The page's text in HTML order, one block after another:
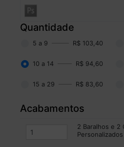
Quantidade
5 a 9 R$ 103,40
10 a 14 R$ 94,60
15 a 29 R$ 83,60
Acabamentos
2 Baralhos e 2